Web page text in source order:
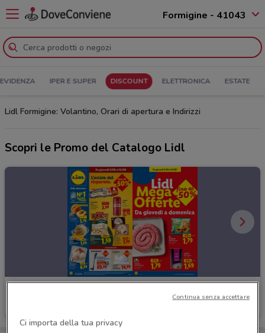
Formigine - 41043
IPER E SUPER DISCOUNT ELETTRONICA ESTATE
Lidl Formigine: Volantino, Orari di apertura e Indirizzi
Scopri le Promo del Catalogo Lidl
Ci importa della tua privacy
Continua senza accettare